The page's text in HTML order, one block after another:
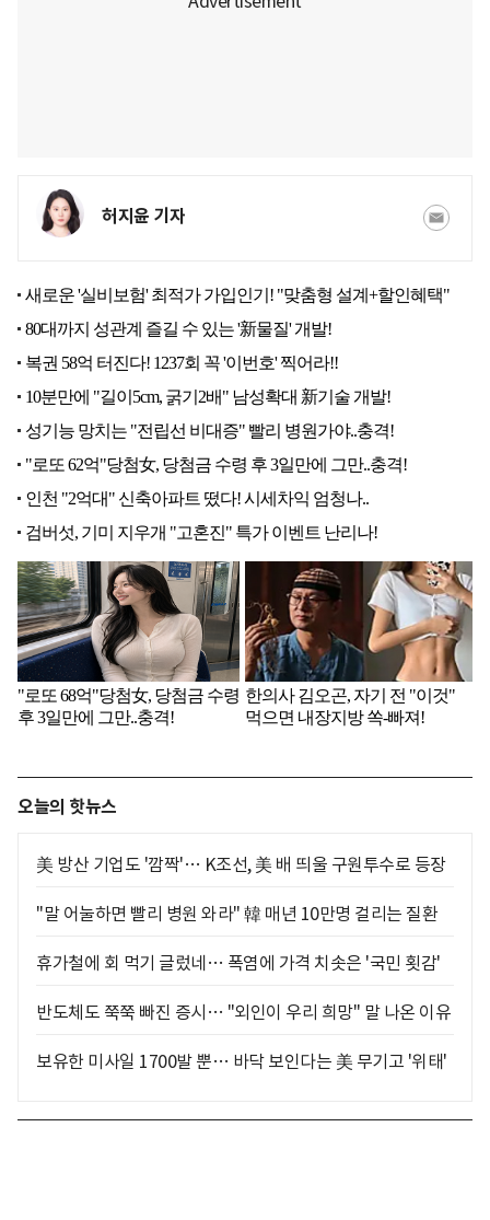
허지윤 기자
오늘의 핫뉴스
美 방산 기업도 '깜짝'… K조선, 美 배 띄울 구원투수로 등장
"말 어눌하면 빨리 병원 와라" 韓 매년 10만명 걸리는 질환
휴가철에 회 먹기 글렀네… 폭염에 가격 치솟은 '국민 횟감'
반도체도 쭉쭉 빠진 증시… "외인이 우리 희망" 말 나온 이유
보유한 미사일 1700발 뿐… 바닥 보인다는 美 무기고 '위태'